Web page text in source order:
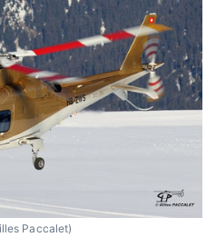
Paccalet)